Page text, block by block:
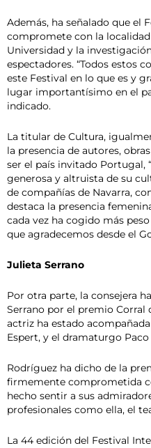
Además, ha señalado que el
compromete con la
Universidad y la
espectadores. “Todos estos
este Festival en lo que es y
lugar importantísimo en el
indicado.
La titular de Cultura,
la presencia de autores,
ser el país invitado Portugal,
generosa y altruista de su
de compañías de Navarra,
destaca la presencia
cada vez ha cogido más
que agradecemos desde el
Julieta Serrano
Por otra parte, la consejera
Serrano por el premio Corral
actriz ha estado
Espert, y el dramaturgo Paco
Rodríguez ha dicho de la
firmemente comprometida
hecho sentir a sus
profesionales como ella, el
La 44 edición del Festival